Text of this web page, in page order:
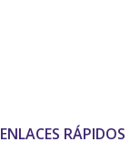
ENLACES RÁPIDOS